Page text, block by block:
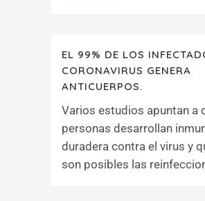
EL 99% DE LOS
CORONAVIRUS GENERA
ANTICUERPOS.
Varios estudios apuntan a
personas desarrollan
duradera contra el virus y
son posibles las